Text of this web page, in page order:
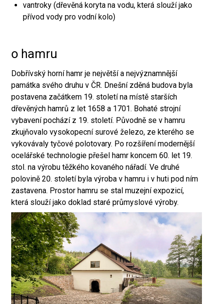
vantroky (dřevěná koryta na vodu, která slouží jako
přívod vody pro vodní kolo)
o hamru
Dobřívský horní hamr je největší a nejvýznamnější
památka svého druhu v ČR. Dnešní zděná budova byla
postavena začátkem 19. století na místě starších
dřevěných hamrů z let 1658 a 1701. Bohaté strojní
vybavení pochází z 19. století. Původně se v hamru
zkujňovalo vysokopecní surové železo, ze kterého se
vykovávaly tyčové polotovary. Po rozšíření modernější
ocelářské technologie přešel hamr koncem 60. let 19.
stol. na výrobu těžkého kovaného nářadí. Ve druhé
polovině 20. století byla výroba v hamru i v huti pod ním
zastavena. Prostor hamru se stal muzejní expozicí,
která slouží jako doklad staré průmyslové výroby.